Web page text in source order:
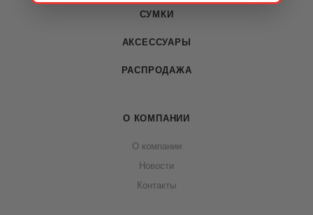
СУМКИ
АКСЕССУАРЫ
РАСПРОДАЖА
О КОМПАНИИ
О компании
Новости
Контакты